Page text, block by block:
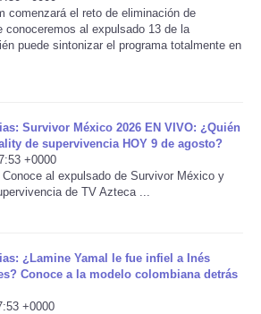
comenzará el reto de eliminación de
conoceremos al expulsado 13 de la
puede sintonizar el programa totalmente en
Survivor México 2026 EN VIVO: ¿Quién
de supervivencia HOY 9 de agosto?
+0000
Conoce al expulsado de Survivor México y
de TV Azteca ...
¿Lamine Yamal le fue infiel a Inés
Conoce a la modelo colombiana detrás
+0000